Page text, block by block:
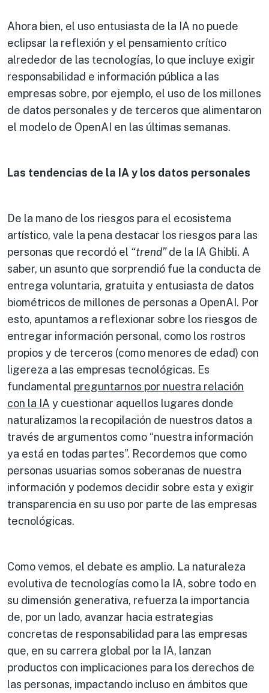
Ahora bien, el uso entusiasta de la IA no puede
eclipsar la reflexión y el pensamiento crítico
alrededor de las tecnologías, lo que incluye exigir
responsabilidad e información pública a las
empresas sobre, por ejemplo, el uso de los millones
de datos personales y de terceros que alimentaron
el modelo de OpenAI en las últimas semanas.
Las tendencias de la IA y los datos personales
De la mano de los riesgos para el ecosistema
artístico, vale la pena destacar los riesgos para las
personas que recordó el “trend”de la IA Ghibli. A
saber, un asunto que sorprendió fue la conducta de
entrega voluntaria, gratuita y entusiasta de datos
biométricos de millones de personas a OpenAI. Por
esto, apuntamos a reflexionar sobre los riesgos de
entregar información personal, como los rostros
propios y de terceros (como menores de edad) con
ligereza a las empresas tecnológicas. Es
fundamental preguntarnos por nuestra relación
con la IA y cuestionar aquellos lugares donde
naturalizamos la recopilación de nuestros datos a
través de argumentos como “nuestra información
ya está en todas partes”. Recordemos que como
personas usuarias somos soberanas de nuestra
información y podemos decidir sobre esta y exigir
transparencia en su uso por parte de las empresas
tecnológicas.
Como vemos, el debate es amplio. La naturaleza
evolutiva de tecnologías como la IA, sobre todo en
su dimensión generativa, refuerza la importancia
de, por un lado, avanzar hacia estrategias
concretas de responsabilidad para las empresas
que, en su carrera global por la IA, lanzan
productos con implicaciones para los derechos de
las personas, impactando incluso en ámbitos que